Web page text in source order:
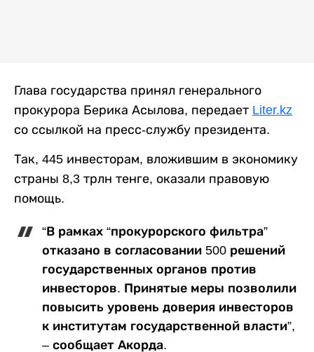
Глава государства принял генерального
прокурора Берика Асылова, передает Liter.kz
со ссылкой на пресс-службу президента.
Так, 445 инвесторам, вложившим в экономику
страны 8,3 трлн тенге, оказали правовую
помощь.
“В рамках “прокурорского фильтра”
отказано в согласовании 500 решений
государственных органов против
инвесторов. Принятые меры позволили
повысить уровень доверия инвесторов
к институтам государственной власти”,
– сообщает Акорда.